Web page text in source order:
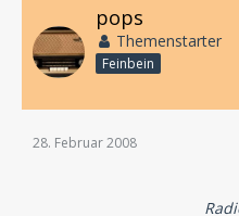
pops
Themenstarter
Feinbein
28. Februar 2008